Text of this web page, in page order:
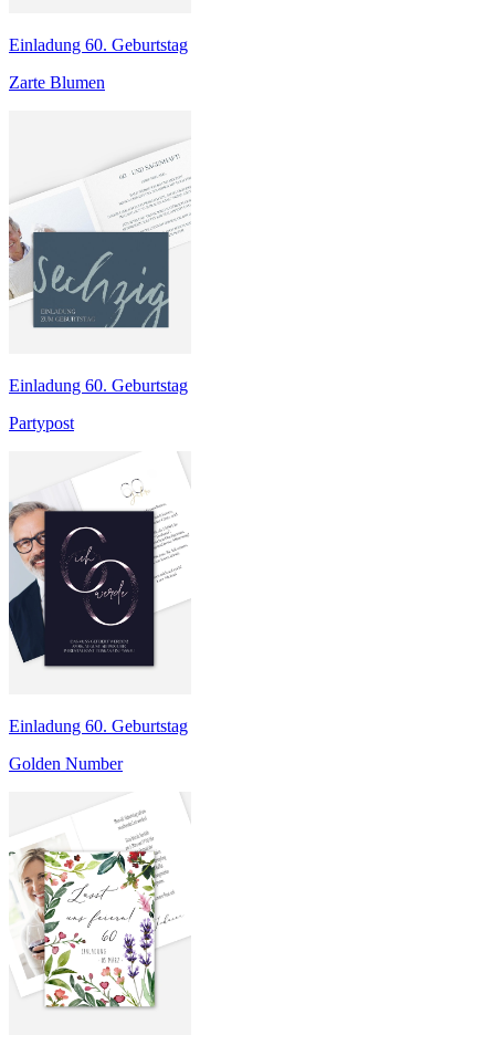
Einladung 60. Geburtstag
Zarte Blumen
Einladung 60. Geburtstag
Partypost
Einladung 60. Geburtstag
Golden Number